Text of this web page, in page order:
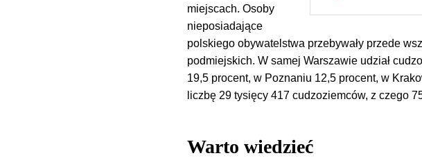
miejscach. Osoby
nieposiadające
polskiego obywatelstwa przebywały przede
podmiejskich. W samej Warszawie udział
19,5 procent, w Poznaniu 12,5 procent, w
liczbę 29 tysięcy 417 cudzoziemców, z czego
Warto wiedzieć